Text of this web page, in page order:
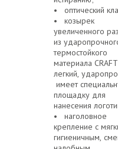
• оптический
• козырек
увеличенного
из
термостойкого
материала
легкий,
имеет
площадку для
нанесения
• наголовное
крепление с
гигиеничным,